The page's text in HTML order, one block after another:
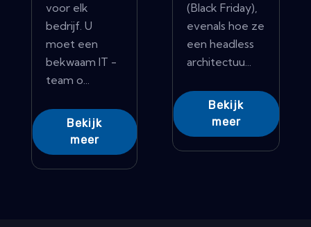
voor elk
bedrijf. U
moet een
bekwaam IT -
team o...
Bekijk
meer
(Black Friday),
evenals hoe ze
een headless
architectuu...
Bekijk
meer